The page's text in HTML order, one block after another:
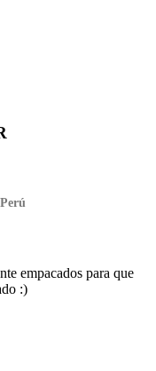
empacados para que
:)